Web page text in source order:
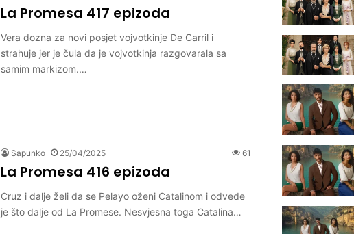
La Promesa 417 epizoda
Vera dozna za novi posjet vojvotkinje De Carril i
strahuje jer je čula da je vojvotkinja razgovarala sa
samim markizom.…
Sapunko 25/04/2025 61
La Promesa 416 epizoda
Cruz i dalje želi da se Pelayo oženi Catalinom i odvede
je što dalje od La Promese. Nesvjesna toga Catalina…